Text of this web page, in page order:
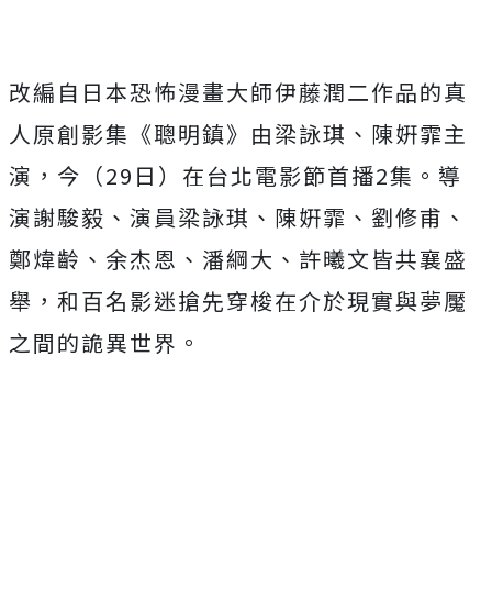
改編自日本恐怖漫畫大師伊藤潤二作品的真
人原創影集《聰明鎮》 由梁詠琪、陳姸霏主
演，今（29日）在台北電影節首播2集。 導
演謝駿毅、演員梁詠琪、陳姸霏、劉修甫、
鄭煒齡、余杰恩、 潘綱大、許曦文皆共襄盛
舉， 和百名影迷搶先穿梭在介於現實與夢魘
之間的詭異世界。